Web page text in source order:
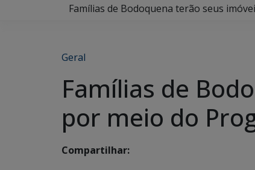
Famílias de Bodoquena terão seus
Geral
Famílias de
por meio do
Compartilhar: